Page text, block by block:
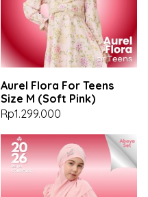
Aurel Flora For Teens
Size M (Soft Pink)
Rp1.299.000